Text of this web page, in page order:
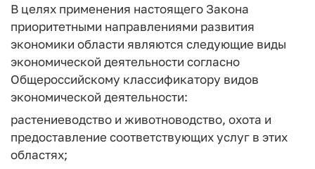
В целях применения настоящего Закона
приоритетными направлениями развития
экономики области являются следующие виды
экономической деятельности согласно
Общероссийскому классификатору видов
экономической деятельности:
растениеводство и животноводство, охота и
предоставление соответствующих услуг в этих
областях;